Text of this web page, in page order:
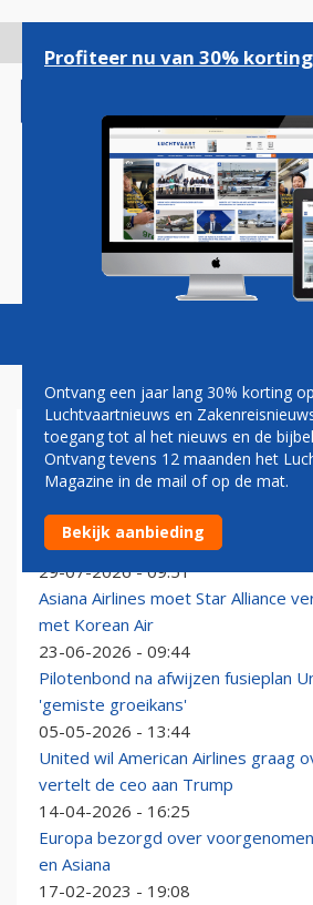
gaan
Magazine Podcasts
FUSIE
American was niet de enige
waarmee United een fusie wilde
29-07-2026 - 09:51
Asiana Airlines moet Star Alliance
met Korean Air
23-06-2026 - 09:44
Pilotenbond na afwijzen fusieplan
'gemiste groeikans'
05-05-2026 - 13:44
United wil American Airlines graag
vertelt de ceo aan Trump
14-04-2026 - 16:25
Europa bezorgd over
en Asiana
17-02-2023 - 19:08
Profiteer nu van 30% korting
Ontvang een jaar lang 30% korting
Luchtvaartnieuws en
toegang tot al het nieuws en de
Ontvang tevens 12 maanden het
Magazine in de mail of op de mat.
Bekijk aanbieding